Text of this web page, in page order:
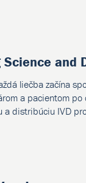
and
liečba začína
a pacientom
a distribúciu IVD